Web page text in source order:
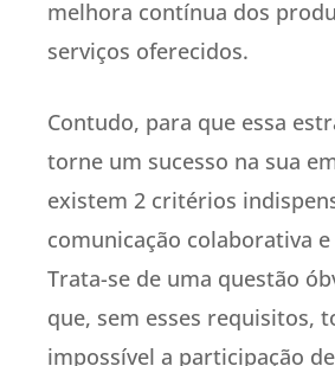
melhora contínua dos
serviços oferecidos.
Contudo, para que essa
torne um sucesso na sua
existem 2 critérios
comunicação colaborativa
Trata-se de uma questão
que, sem esses requisitos,
impossível a participação